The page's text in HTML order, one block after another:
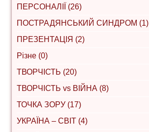
ПЕРСОНАЛІЇ (26)
ПОСТРАДЯНСЬКИЙ СИНДРОМ (1)
ПРЕЗЕНТАЦІЯ (2)
Різне (0)
ТВОРЧІСТЬ (20)
ТВОРЧІСТЬ vs ВІЙНА (8)
ТОЧКА ЗОРУ (17)
УКРАЇНА – СВІТ (4)